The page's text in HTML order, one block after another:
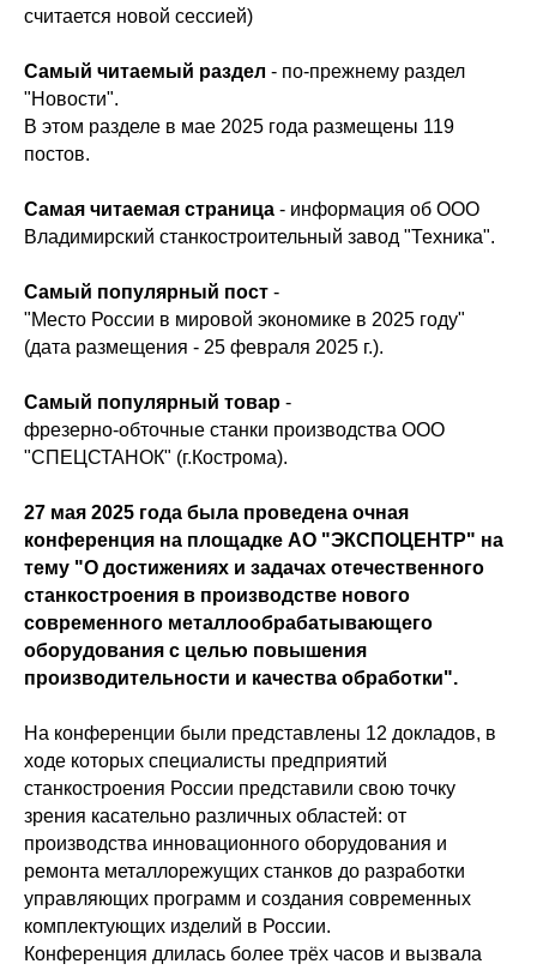
считается новой сессией)
Самый читаемый раздел - по-прежнему раздел
"Новости".
В этом разделе в мае 2025 года размещены 119
постов.
Самая читаемая страница - информация об ООО
Владимирский станкостроительный завод "Техника".
Самый популярный пост -
"Место России в мировой экономике в 2025 году"
(дата размещения - 25 февраля 2025 г.).
Самый популярный товар -
фрезерно-обточные станки производства ООО
"СПЕЦСТАНОК" (г.Кострома).
27 мая 2025 года была проведена очная
конференция на площадке АО "ЭКСПОЦЕНТР" на
тему "О достижениях и задачах отечественного
станкостроения в производстве нового
современного металлообрабатывающего
оборудования с целью повышения
производительности и качества обработки".
На конференции были представлены 12 докладов, в
ходе которых специалисты предприятий
станкостроения России представили свою точку
зрения касательно различных областей: от
производства инновационного оборудования и
ремонта металлорежущих станков до разработки
управляющих программ и создания современных
комплектующих изделий в России.
Конференция длилась более трёх часов и вызвала